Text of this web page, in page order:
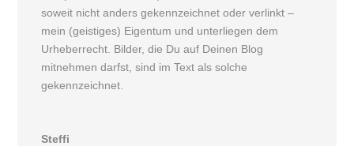
soweit nicht anders gekennzeichnet oder verlinkt –
mein (geistiges) Eigentum und unterliegen dem
Urheberrecht. Bilder, die Du auf Deinen Blog
mitnehmen darfst, sind im Text als solche
gekennzeichnet.
Steffi